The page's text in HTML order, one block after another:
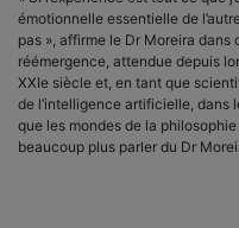
émotionnelle essentielle de
pas », affirme le Dr Moreira
réémergence, attendue depuis
XXIe siècle et, en tant que
de l’intelligence artificielle, dans
que les mondes de la
beaucoup plus parler du Dr